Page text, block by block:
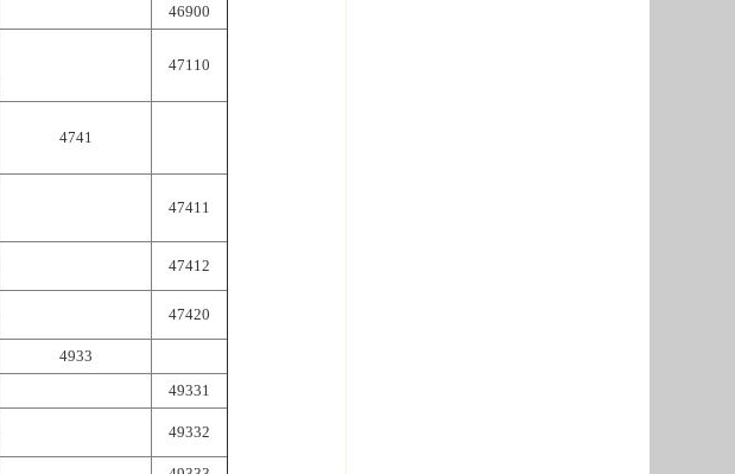
46900
47110
4741
47411
47412
47420
4933
49331
49332